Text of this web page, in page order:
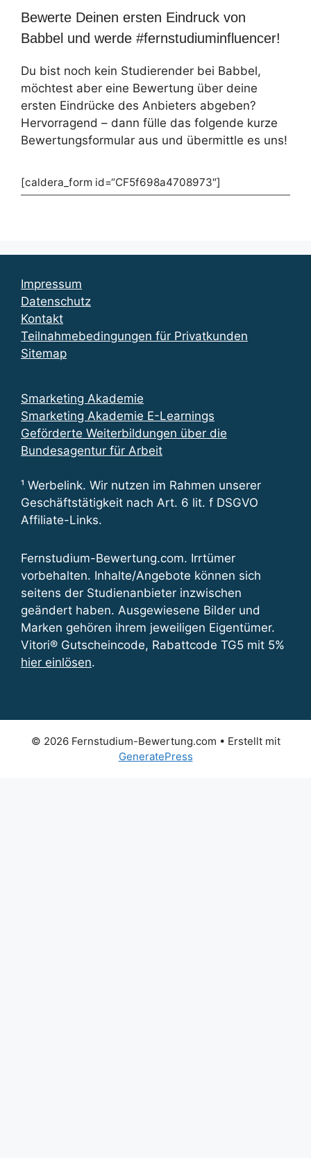
Bewerte Deinen ersten Eindruck von
Babbel und werde #fernstudiuminfluencer!
Du bist noch kein Studierender bei Babbel,
möchtest aber eine Bewertung über deine
ersten Eindrücke des Anbieters abgeben?
Hervorragend – dann fülle das folgende kurze
Bewertungsformular aus und übermittle es uns!
[caldera_form id=“CF5f698a4708973″]
Impressum
Datenschutz
Kontakt
Teilnahmebedingungen für Privatkunden
Sitemap
Smarketing Akademie
Smarketing Akademie E-Learnings
Geförderte Weiterbildungen über die
Bundesagentur für Arbeit
¹ Werbelink. Wir nutzen im Rahmen unserer
Geschäftstätigkeit nach Art. 6 lit. f DSGVO
Affiliate-Links.
Fernstudium-Bewertung.com. Irrtümer
vorbehalten. Inhalte/Angebote können sich
seitens der Studienanbieter inzwischen
geändert haben. Ausgewiesene Bilder und
Marken gehören ihrem jeweiligen Eigentümer.
Vitori® Gutscheincode, Rabattcode TG5 mit 5%
hier einlösen.
© 2026 Fernstudium-Bewertung.com • Erstellt mit
GeneratePress